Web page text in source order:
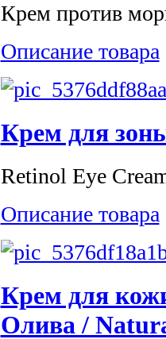
Крем против
Описание товара
Крем для
Retinol Eye
Описание товара
Крем для
Олива /